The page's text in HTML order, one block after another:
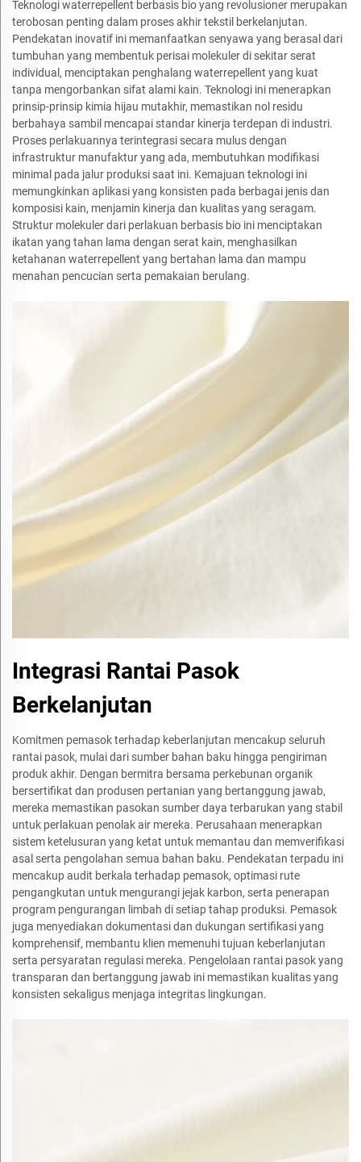
Teknologi waterrepellent berbasis bio yang revolusioner merupakan
terobosan penting dalam proses akhir tekstil berkelanjutan.
Pendekatan inovatif ini memanfaatkan senyawa yang berasal dari
tumbuhan yang membentuk perisai molekuler di sekitar serat
individual, menciptakan penghalang waterrepellent yang kuat
tanpa mengorbankan sifat alami kain. Teknologi ini menerapkan
prinsip-prinsip kimia hijau mutakhir, memastikan nol residu
berbahaya sambil mencapai standar kinerja terdepan di industri.
Proses perlakuannya terintegrasi secara mulus dengan
infrastruktur manufaktur yang ada, membutuhkan modifikasi
minimal pada jalur produksi saat ini. Kemajuan teknologi ini
memungkinkan aplikasi yang konsisten pada berbagai jenis dan
komposisi kain, menjamin kinerja dan kualitas yang seragam.
Struktur molekuler dari perlakuan berbasis bio ini menciptakan
ikatan yang tahan lama dengan serat kain, menghasilkan
ketahanan waterrepellent yang bertahan lama dan mampu
menahan pencucian serta pemakaian berulang.
Integrasi Rantai Pasok
Berkelanjutan
Komitmen pemasok terhadap keberlanjutan mencakup seluruh
rantai pasok, mulai dari sumber bahan baku hingga pengiriman
produk akhir. Dengan bermitra bersama perkebunan organik
bersertifikat dan produsen pertanian yang bertanggung jawab,
mereka memastikan pasokan sumber daya terbarukan yang stabil
untuk perlakuan penolak air mereka. Perusahaan menerapkan
sistem ketelusuran yang ketat untuk memantau dan memverifikasi
asal serta pengolahan semua bahan baku. Pendekatan terpadu ini
mencakup audit berkala terhadap pemasok, optimasi rute
pengangkutan untuk mengurangi jejak karbon, serta penerapan
program pengurangan limbah di setiap tahap produksi. Pemasok
juga menyediakan dokumentasi dan dukungan sertifikasi yang
komprehensif, membantu klien memenuhi tujuan keberlanjutan
serta persyaratan regulasi mereka. Pengelolaan rantai pasok yang
transparan dan bertanggung jawab ini memastikan kualitas yang
konsisten sekaligus menjaga integritas lingkungan.